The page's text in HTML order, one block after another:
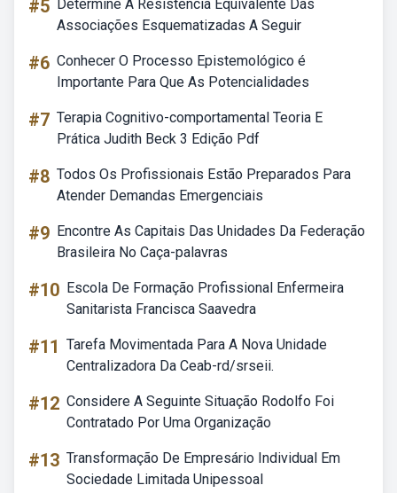
#5 Determine A Resistencia Equivalente Das
Associações Esquematizadas A Seguir
#6 Conhecer O Processo Epistemológico é
Importante Para Que As Potencialidades
#7 Terapia Cognitivo-comportamental Teoria E
Prática Judith Beck 3 Edição Pdf
#8 Todos Os Profissionais Estão Preparados Para
Atender Demandas Emergenciais
#9 Encontre As Capitais Das Unidades Da Federação
Brasileira No Caça-palavras
#10 Escola De Formação Profissional Enfermeira
Sanitarista Francisca Saavedra
#11 Tarefa Movimentada Para A Nova Unidade
Centralizadora Da Ceab-rd/srseii.
#12 Considere A Seguinte Situação Rodolfo Foi
Contratado Por Uma Organização
#13 Transformação De Empresário Individual Em
Sociedade Limitada Unipessoal